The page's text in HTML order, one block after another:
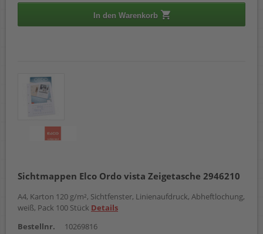
In den Warenkorb
Sichtmappen Elco Ordo vista Zeigetasche 2946210
A4, Karton 120 g/m², Sichtfenster, Linienaufdruck, Abheftlochung,
weiß, Pack 100 Stück Details
Bestellnr.
10269816